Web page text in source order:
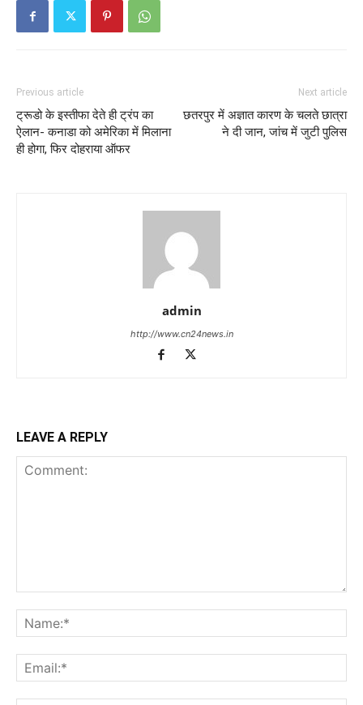
Previous article
ट्रूडो के इस्तीफा देते ही ट्रंप का
ऐलान- कनाडा को अमेरिका में मिलाना
ही होगा, फिर दोहराया ऑफर
Next article
छतरपुर में अज्ञात कारण के चलते छात्रा
ने दी जान, जांच में जुटी पुलिस
admin
http://www.cn24news.in
LEAVE A REPLY